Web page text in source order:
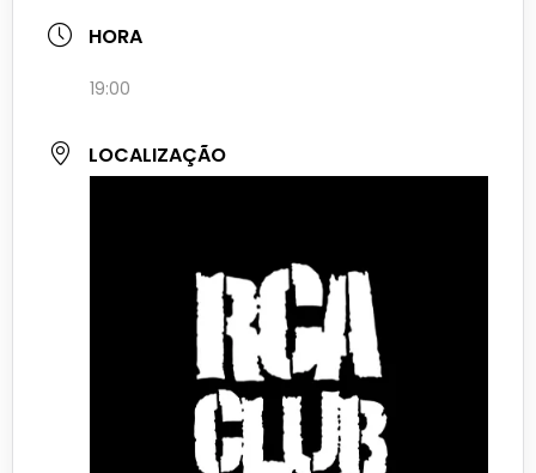
HORA
19:00
LOCALIZAÇÃO